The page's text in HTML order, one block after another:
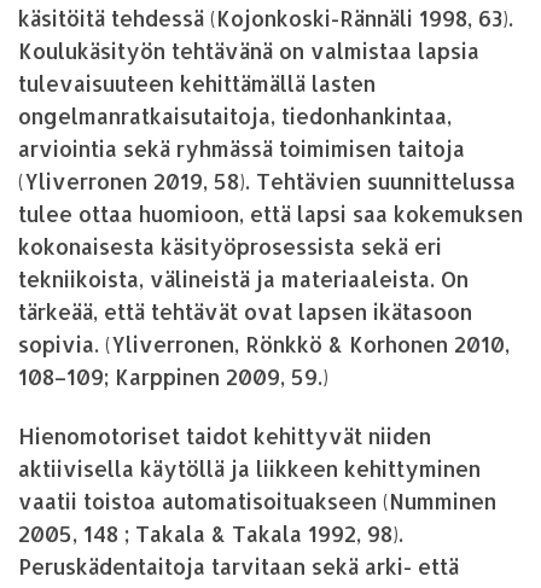
käsitöitä tehdessä (Kojonkoski-Rännäli 1998, 63).
Koulukäsityön tehtävänä on valmistaa lapsia
tulevaisuuteen kehittämällä lasten
ongelmanratkaisutaitoja, tiedonhankintaa,
arviointia sekä ryhmässä toimimisen taitoja
(Yliverronen 2019, 58). Tehtävien suunnittelussa
tulee ottaa huomioon, että lapsi saa kokemuksen
kokonaisesta käsityöprosessista sekä eri
tekniikoista, välineistä ja materiaaleista. On
tärkeää, että tehtävät ovat lapsen ikätasoon
sopivia. (Yliverronen, Rönkkö & Korhonen 2010,
108–109; Karppinen 2009, 59.)
Hienomotoriset taidot kehittyvät niiden
aktiivisella käytöllä ja liikkeen kehittyminen
vaatii toistoa automatisoituakseen (Numminen
2005, 148 ; Takala & Takala 1992, 98).
Peruskädentaitoja tarvitaan sekä arki- että